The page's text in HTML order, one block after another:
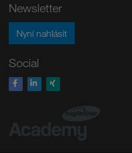
Newsletter
Nyní nahlásit
Social